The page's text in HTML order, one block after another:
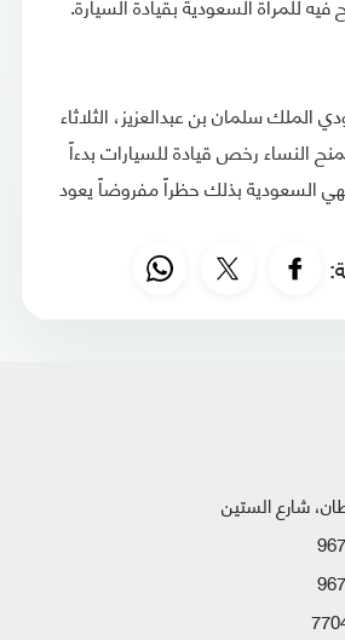
الملك سلمان بن عبدالعزيز، الثلاثاء
النساء رخص قيادة للسيارات بدءاً
السعودية بذلك حظراً مفروضاً يعود
شارع الستين